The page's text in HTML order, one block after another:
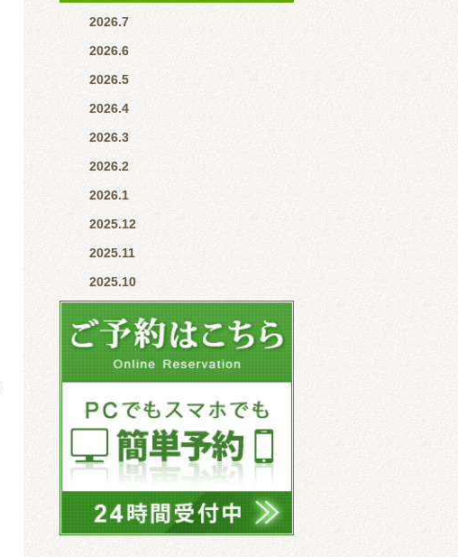
2026.7
2026.6
2026.5
2026.4
2026.3
2026.2
2026.1
2025.12
2025.11
2025.10
2025.8
2025.7
2025.5
2025.4
2025.2